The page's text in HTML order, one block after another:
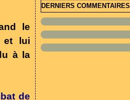
le
et lui
à la
de
DERNIERS COMMENTAIRES